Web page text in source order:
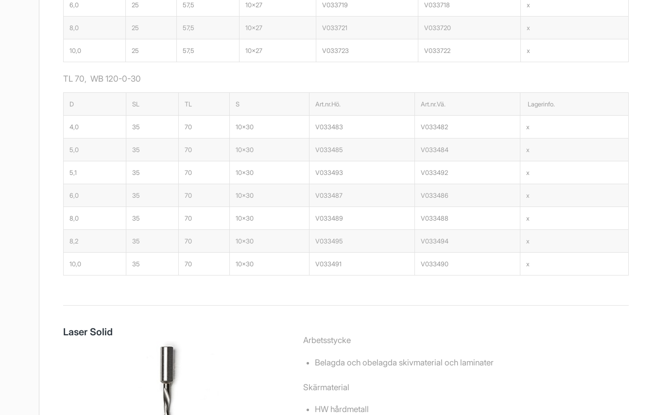
6,0 25 57,5 10×27 V033719 V033718 x
8,0 25 57,5 10×27 V033721 V033720 x
10,0 25 57,5 10×27 V033723 V033722 x
TL 70, WB 120-0-30
D SL TL S Art.nr.Hö. Art.nr.Vä. Lagerinfo.
4,0 35 70 10×30 V033483 V033482 x
5,0 35 70 10×30 V033485 V033484 x
5,1 35 70 10×30 V033493 V033492 x
6,0 35 70 10×30 V033487 V033486 x
8,0 35 70 10×30 V033489 V033488 x
8,2 35 70 10×30 V033495 V033494 x
10,0 35 70 10×30 V033491 V033490 x
Laser Solid
Arbetsstycke
Belagda och obelagda skivmaterial och laminater
Skärmaterial
HW hårdmetall